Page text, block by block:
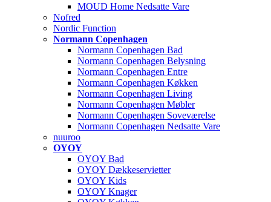
MOUD Home Nedsatte Vare
Nofred
Nordic Function
Normann Copenhagen
Normann Copenhagen Bad
Normann Copenhagen Belysning
Normann Copenhagen Entre
Normann Copenhagen Køkken
Normann Copenhagen Living
Normann Copenhagen Møbler
Normann Copenhagen Soveværelse
Normann Copenhagen Nedsatte Vare
nuuroo
OYOY
OYOY Bad
OYOY Dækkeservietter
OYOY Kids
OYOY Knager